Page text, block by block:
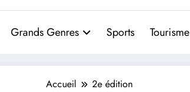
Grands Genres Sports Tourisme
Accueil 2e édition